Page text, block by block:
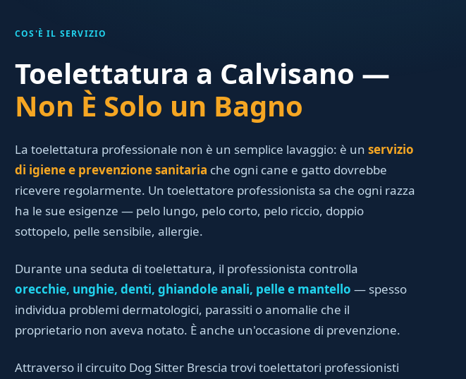
COS'È IL SERVIZIO
Toelettatura a Calvisano —
Non È Solo un Bagno
La toelettatura professionale non è un semplice lavaggio: è un servizio
di igiene e prevenzione sanitaria che ogni cane e gatto dovrebbe
ricevere regolarmente. Un toelettatore professionista sa che ogni razza
ha le sue esigenze — pelo lungo, pelo corto, pelo riccio, doppio
sottopelo, pelle sensibile, allergie.
Durante una seduta di toelettatura, il professionista controlla
orecchie, unghie, denti, ghiandole anali, pelle e mantello — spesso
individua problemi dermatologici, parassiti o anomalie che il
proprietario non aveva notato. È anche un'occasione di prevenzione.
Attraverso il circuito Dog Sitter Brescia trovi toelettatori professionisti